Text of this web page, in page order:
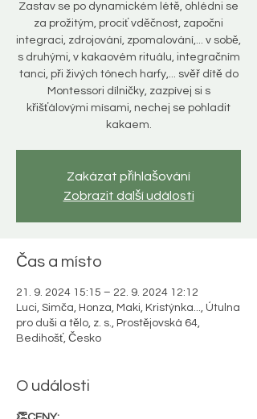
Zastav se po dynamickém létě, ohlédni se
za prožitým, prociť vděčnost, započni
integraci, zdrojování, zpomalování,... v sobě,
s druhými, v kakaovém rituálu, integračním
tanci, při živých tónech harfy,... svěř dítě do
Montessori dílničky, zazpívej si s
křišťálovými mísami, nechej se pohladit
kakaem.
Zakázat přihlašování
Zobrazit další události
Čas a místo
21. 9. 2024 15:15 – 22. 9. 2024 12:12
Luci, Simča, Honza, Maki, Kristýnka..., Útulna
pro duši a tělo, z. s., Prostějovská 64,
Bedihošť, Česko
O události